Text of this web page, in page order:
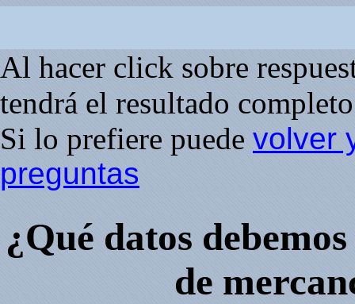
Al hacer click sobre
tendrá el resultado
Si lo prefiere puede volver
preguntas
¿Qué datos
de